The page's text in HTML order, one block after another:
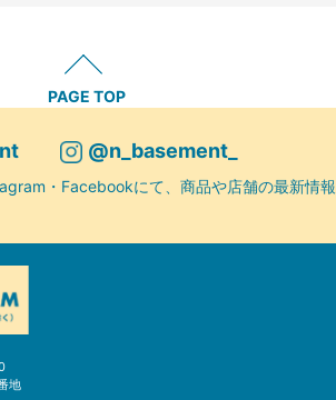
PAGE TOP
@n_basement_
・Facebookにて、商品や店舗の最新情報
地